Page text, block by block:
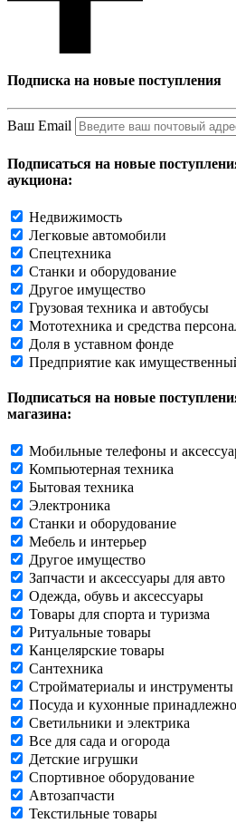
Подписка на новые поступления
Ваш Email
Подписаться на новые
аукциона:
Недвижимость
Легковые автомобили
Спецтехника
Станки и оборудование
Другое имущество
Грузовая техника и автобусы
Мототехника и средства
Доля в уставном фонде
Предприятие как
Подписаться на новые
магазина:
Мобильные телефоны и
Компьютерная техника
Бытовая техника
Электроника
Станки и оборудование
Мебель и интерьер
Другое имущество
Запчасти и аксессуары для авто
Одежда, обувь и аксессуары
Товары для спорта и туризма
Ритуальные товары
Канцелярские товары
Сантехника
Стройматериалы и инструменты
Посуда и кухонные
Светильники и электрика
Все для сада и огорода
Детские игрушки
Спортивное оборудование
Автозапчасти
Текстильные товары